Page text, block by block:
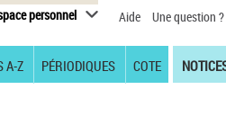
personnel Aide Une question ?
A-Z PÉRIODIQUES COTE